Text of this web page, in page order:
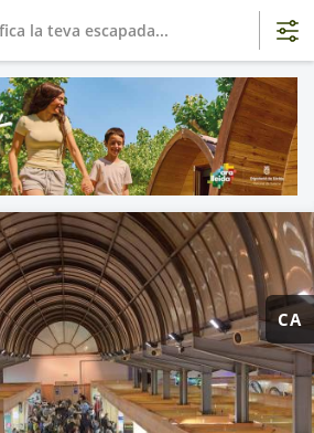
CA
la teva escapada...